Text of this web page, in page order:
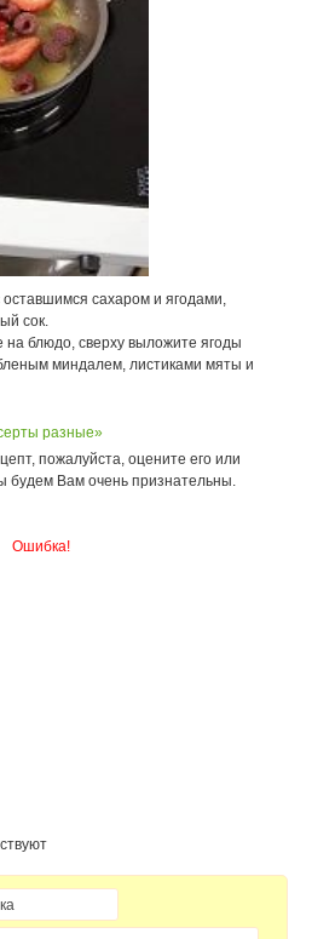
сахаром и ягодами,
сок.
на блюдо, сверху выложите ягоды
миндалем, листиками мяты и
разные»
пожалуйста, оцените его или
будем Вам очень признательны.
Ошибка!